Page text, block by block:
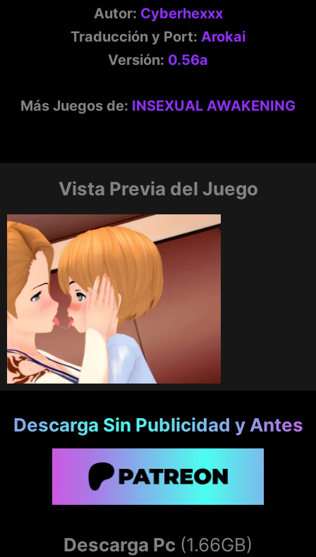
Autor: Cyberhexxx
Traducción y Port: Arokai
Versión: 0.56a
Más Juegos de: INSEXUAL AWAKENING
Vista Previa del Juego
Descarga Sin Publicidad y Antes
Descarga Pc (1.66GB)